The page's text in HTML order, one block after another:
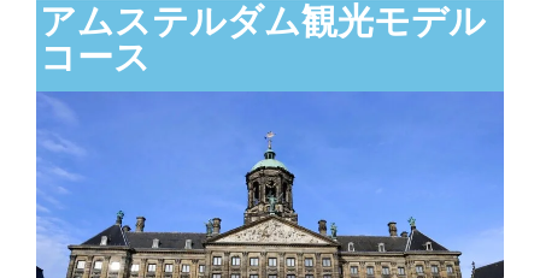
アムステルダム観光モデル
コース